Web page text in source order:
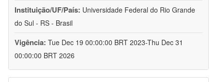
Instituição/UF/País: Universidade Federal do Rio Grande
do Sul - RS - Brasil
Vigência: Tue Dec 19 00:00:00 BRT 2023-Thu Dec 31
00:00:00 BRT 2026